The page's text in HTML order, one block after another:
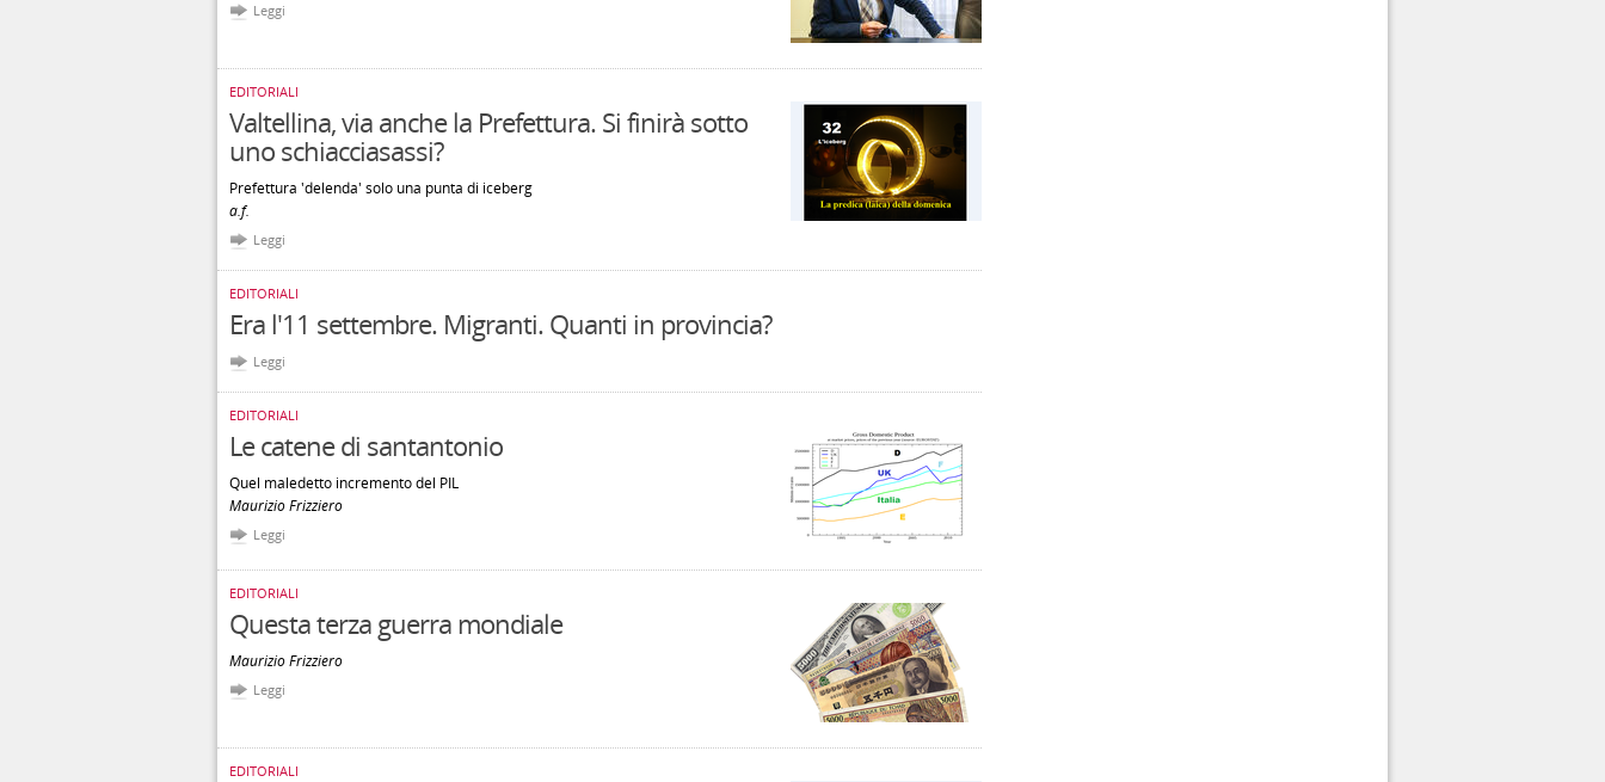
Leggi
EDITORIALI
Valtellina, via anche la Prefettura. Si finirà sotto
uno schiacciasassi?
Prefettura 'delenda' solo una punta di iceberg
a.f.
Leggi
EDITORIALI
Era l'11 settembre. Migranti. Quanti in provincia?
Leggi
EDITORIALI
Le catene di santantonio
Quel maledetto incremento del PIL
Maurizio Frizziero
Leggi
EDITORIALI
Questa terza guerra mondiale
Maurizio Frizziero
Leggi
EDITORIALI